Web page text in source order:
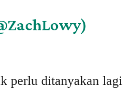
perlu ditanyakan lagi